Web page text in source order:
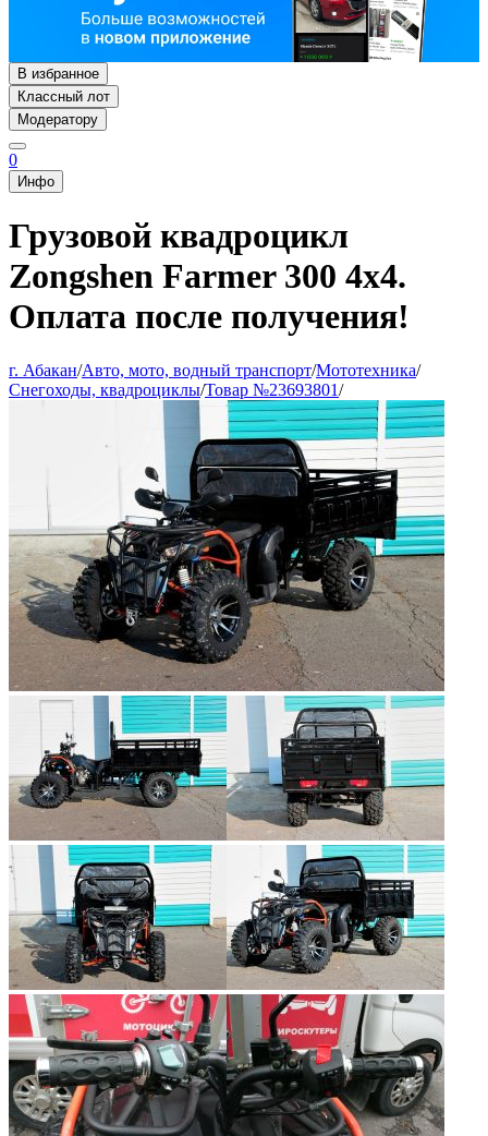
В избранное
Классный лот
Модератору
0
Инфо
Грузовой квадроцикл
Zongshen Farmer 300 4х4.
Оплата после получения!
г. Абакан/Авто, мото, водный транспорт/Мототехника/
Снегоходы, квадроциклы/Товар №23693801/